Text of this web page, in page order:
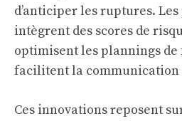
d’anticiper les ruptures.
intègrent des scores de
optimisent les plannings
facilitent la communication
Ces innovations reposent